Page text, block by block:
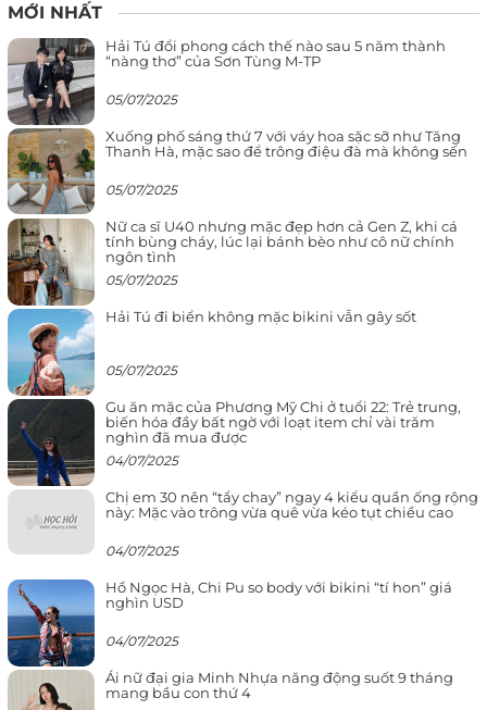
MỚI NHẤT
Hải Tú đổi phong cách thế nào sau 5 năm thành
“nàng thơ” của Sơn Tùng M-TP
05/07/2025
Xuống phố sáng thứ 7 với váy hoa sặc sỡ như Tăng
Thanh Hà, mặc sao để trông điệu đà mà không sến
05/07/2025
Nữ ca sĩ U40 nhưng mặc đẹp hơn cả Gen Z, khi cá
tính bùng cháy, lúc lại bánh bèo như cô nữ chính
ngôn tình
05/07/2025
Hải Tú đi biển không mặc bikini vẫn gây sốt
05/07/2025
Gu ăn mặc của Phương Mỹ Chi ở tuổi 22: Trẻ trung,
biến hóa đầy bất ngờ với loạt item chỉ vài trăm
nghìn đã mua được
04/07/2025
Chị em 30 nên “tẩy chay” ngay 4 kiểu quần ống rộng
này: Mặc vào trông vừa quê vừa kéo tụt chiều cao
04/07/2025
Hồ Ngọc Hà, Chi Pu so body với bikini “tí hon” giá
nghìn USD
04/07/2025
Ái nữ đại gia Minh Nhựa năng động suốt 9 tháng
mang bầu con thứ 4